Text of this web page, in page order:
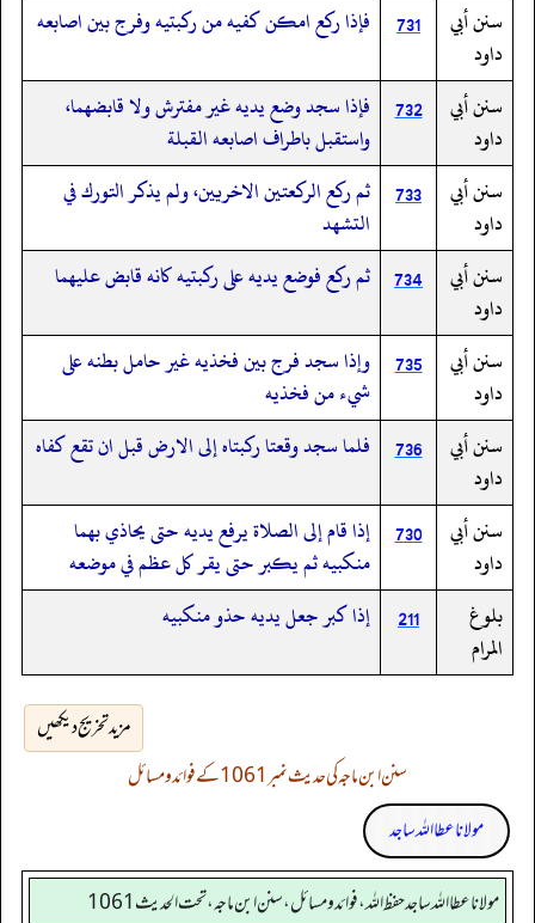
سنن أبي
داود
731 فإذا ركع امكن كفيه من ركبتيه وفرج بين اصابعه
سنن أبي
داود
732
فإذا سجد وضع يديه غير مفترش ولا قابضهما،
واستقبل باطراف اصابعه القبلة
سنن أبي
داود
733
ثم ركع الركعتين الاخريين، ولم يذكر التورك في
التشهد
سنن أبي
داود
734 ثم ركع فوضع يديه على ركبتيه كانه قابض عليهما
سنن أبي
داود
735
وإذا سجد فرج بين فخذيه غير حامل بطنه على
شيء من فخذيه
سنن أبي
داود
736 فلما سجد وقعتا ركبتاه إلى الارض قبل ان تقع كفاه
سنن أبي
داود
730
إذا قام إلى الصلاة يرفع يديه حتى يحاذي بهما
منكبيه ثم يكبر حتى يقر كل عظم في موضعه
بلوغ
المرام
211 إذا كبر جعل يديه حذو منكبيه
مزید تخریج دیکھیں
سنن ابن ماجہ کی حدیث نمبر 1061 کے فوائد و مسائل
مولانا عطا اللہ ساجد
مولانا عطا الله ساجد حفظ الله، فوائد و مسائل، سنن ابن ماجه، تحت الحديث1061